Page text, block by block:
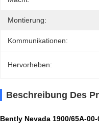
Montierung:
Kommunikationen:
Hervorheben:
Beschreibung Des
Bently Nevada 1900/65A-